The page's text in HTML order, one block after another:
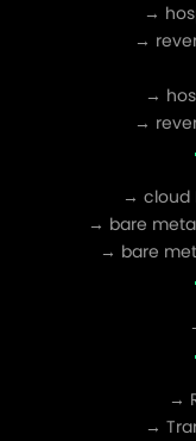
→
→
→
→
→ cloud
→ bare
→ bare
→
→